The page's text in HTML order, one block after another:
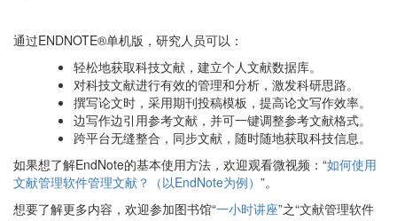
通过ENDNOTE®单机版，研究人员可以：
轻松地获取科技文献，建立个人文献数据库。
对科技文献进行有效的管理和分析，激发科研思路。
撰写论文时，采用期刊投稿模板，提高论文写作效率。
边写作边引用参考文献，并可一键调整参考文献格式。
跨平台无缝整合，同步文献，随时随地获取科技信息。
如果想了解EndNote的基本使用方法，欢迎观看微视频：“如何使用
文献管理软件管理文献？（以EndNote为例） ”。
想要了解更多内容，欢迎参加图书馆“一小时讲座”之“文献管理软件